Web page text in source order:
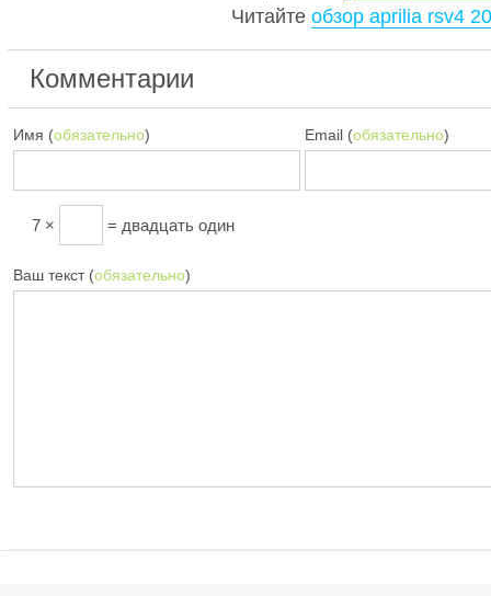
Читайте обзор aprilia rsv4
Комментарии
Имя (обязательно) Email (обязательно)
7 × = двадцать один
Ваш текст (обязательно)